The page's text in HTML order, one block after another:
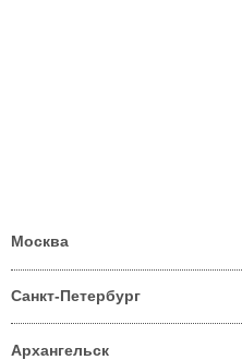
Москва
Санкт-Петербург
Архангельск